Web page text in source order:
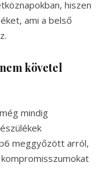
hiszen
ami a belső
követel
mindig
meggyőzött arról,